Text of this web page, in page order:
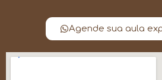
Agende sua aula